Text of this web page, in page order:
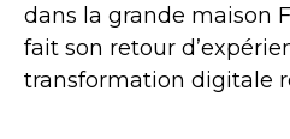
dans la grande maison
fait son retour
transformation digitale